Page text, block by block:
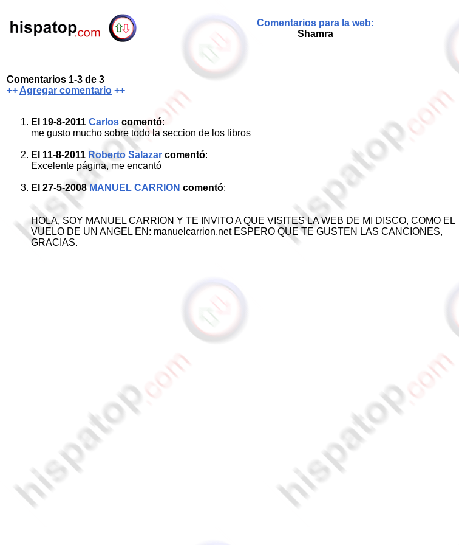
Comentarios para la web:
Shamra
Comentarios 1-3 de 3
++ Agregar comentario ++
El 19-8-2011 Carlos comentó:
me gusto mucho sobre todo la seccion de los libros
El 11-8-2011 Roberto Salazar comentó:
Excelente página, me encantó
El 27-5-2008MANUEL CARRION comentó:
HOLA, SOY MANUEL CARRION Y TE INVITO A QUE VISITES LA WEB DE MI DISCO, COMO EL
VUELO DE UN ANGEL EN: manuelcarrion.net ESPERO QUE TE GUSTEN LAS CANCIONES,
GRACIAS.